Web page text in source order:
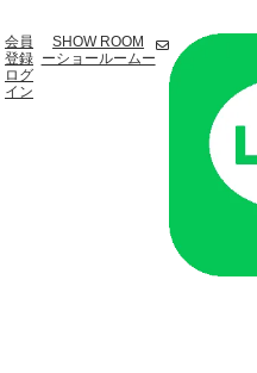
会員
登録
ログ
イン
SHOW ROOM
ーショールームー